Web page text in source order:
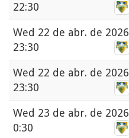
22:30
Wed 22 de abr. de 2026
23:30
Wed 22 de abr. de 2026
23:30
Wed 23 de abr. de 2026
0:30